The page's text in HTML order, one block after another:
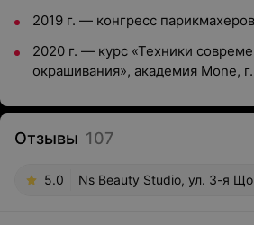
2019 г. — конгресс
2020 г. — курс «Техники
окрашивания», академия Mone,
Отзывы 107
5.0 Ns Beauty